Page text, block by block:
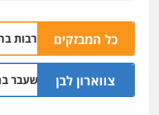
כל המבזקים
בחשד למעורבות בהצתת
צווארון לבן
יו"ר ש"ס לשעבר בחיפה